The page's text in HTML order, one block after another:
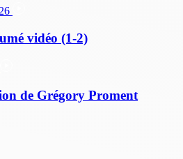
vidéo (1-2)
de Grégory Proment